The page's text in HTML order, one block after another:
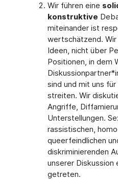
Wir führen eine
konstruktive
miteinander ist
wertschätzend.
Ideen, nicht über
Positionen, in dem
sind und mit uns
streiten. Wir
Angriffe,
Unterstellungen.
rassistischen,
queerfeindlichen
diskriminierenden
unserer
getreten.